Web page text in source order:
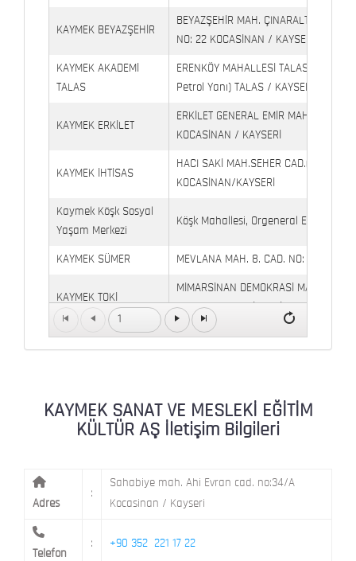
KAYMEK BEYAZŞEHİR
BEYAZŞEHİR MAH. ÇINARALTI
NO: 22 KOCASİNAN / KAYSERİ
KAYMEK AKADEMİ
TALAS
ERENKÖY MAHALLESİ TALAS
Petrol Yanı) TALAS / KAYSERİ
KAYMEK ERKİLET
ERKİLET GENERAL EMİR MAH.
KOCASİNAN / KAYSERİ
KAYMEK İHTİSAS
HACI SAKİ MAH.SEHER CAD.(6009
KOCASİNAN/KAYSERİ
Kaymek Köşk Sosyal
Yaşam Merkezi
Köşk Mahallesi, Orgeneral Eşref Bitlis
KAYMEK SÜMER MEVLANA MAH. 8. CAD. NO: 28
KAYMEK TOKİ
MİMARSİNAN DEMOKRASİ MAH. FATİN
CAD. NO: 14 MELİKGAZİ / KAYSERİ
SERÇEÖNÜ MAH. AHMET PAŞA CAD.
MELİKGAZİ / KAYSERİ
1
KAYMEK SANAT VE MESLEKİ EĞİTİM
KÜLTÜR AŞ İletişim Bilgileri
Adres
:
Sahabiye mah. Ahi Evran cad. no:34/A
Kocasinan / Kayseri
Telefon
: +90 352 221 17 22